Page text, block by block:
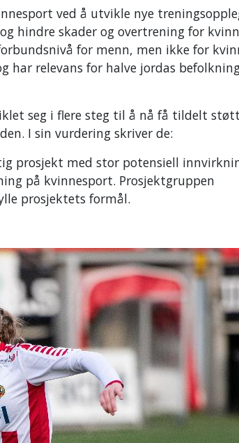
ved å utvikle nye
hindre skader og overtrening for
for menn, men ikke for
relevans for halve jordas
seg i flere steg til å nå få tildelt
I sin vurdering skriver de:
prosjekt med stor potensiell
på kvinnesport. Prosjektgruppen
prosjektets formål.